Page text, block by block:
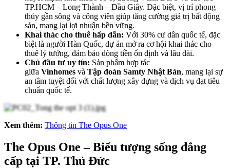
TP.HCM – Long Thành – Dầu Giây. Đặc biệt, vị trí phong
thủy gần sông và công viên giúp tăng cường giá trị bất động
sản, mang lại lợi nhuận bền vững.
Khai thác cho thuê hấp dẫn: Với 30% cư dân quốc tế, đặc
biệt là người Hàn Quốc, dự án mở ra cơ hội khai thác cho
thuê lý tưởng, đảm bảo dòng tiền ổn định và lâu dài.
Chủ đầu tư uy tín: Sản phẩm hợp tác
giữa Vinhomes và Tập đoàn Samty Nhật Bản, mang lại sự
an tâm tuyệt đối với chất lượng xây dựng và dịch vụ đạt tiêu
chuẩn quốc tế.
Xem thêm: Thông tin The Opus One
The Opus One – Biểu tượng sống đẳng
cấp tại TP. Thủ Đức